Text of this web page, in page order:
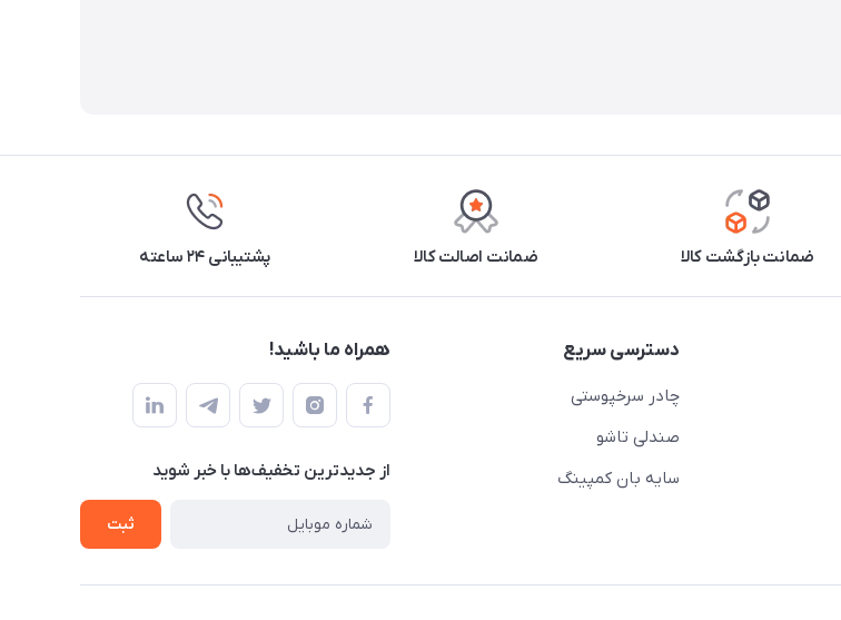
ضمانت بازگشت کالا ضمانت اصالت کالا پشتیبانی ۲۴ ساعته
دسترسی سریع
چادر سرخپوستی
صندلی تاشو
سایه بان کمپینگ
همراه ما باشید!
از جدید‌ترین تخفیف‌ها با‌ خبر شوید
ثبت